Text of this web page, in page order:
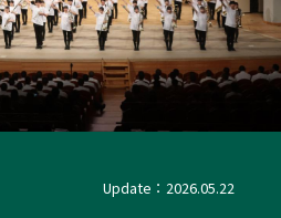
Update：2026.05.22